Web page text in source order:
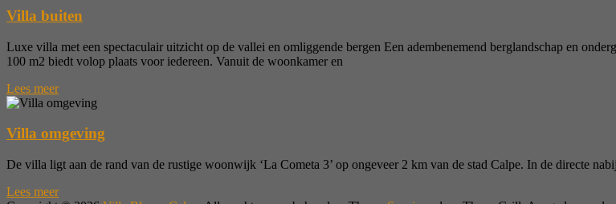
Villa buiten
Luxe villa met een spectaculair uitzicht op de vallei en omliggende bergen Een adembenemend berglandschap en
100 m2 biedt volop plaats voor iedereen. Vanuit de woonkamer en
Lees meer
Villa omgeving
De villa ligt aan de rand van de rustige woonwijk ‘La Cometa 3’ op ongeveer 2 km van de stad Calpe. In de directe
Lees meer